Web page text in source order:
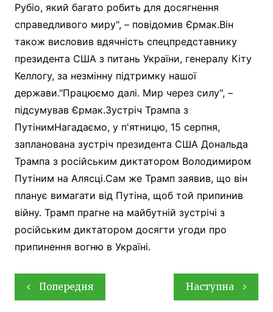
Рубіо, який багато робить для досягнення
справедливого миру", – повідомив Єрмак.Він
також висловив вдячність спецпредставнику
президента США з питань України, генералу Кіту
Келлогу, за незмінну підтримку нашої
держави."Працюємо далі. Мир через силу", –
підсумував Єрмак.Зустріч Трампа з
ПутінимНагадаємо, у п'ятницю, 15 серпня,
запланована зустріч президента США Дональда
Трампа з російським диктатором Володимиром
Путіним на Алясці.Сам же Трамп заявив, що він
планує вимагати від Путіна, щоб той припинив
війну. Трамп прагне на майбутній зустрічі з
російським диктатором досягти угоди про
припинення вогню в Україні.
Навігація
записів
Попередня Наступна